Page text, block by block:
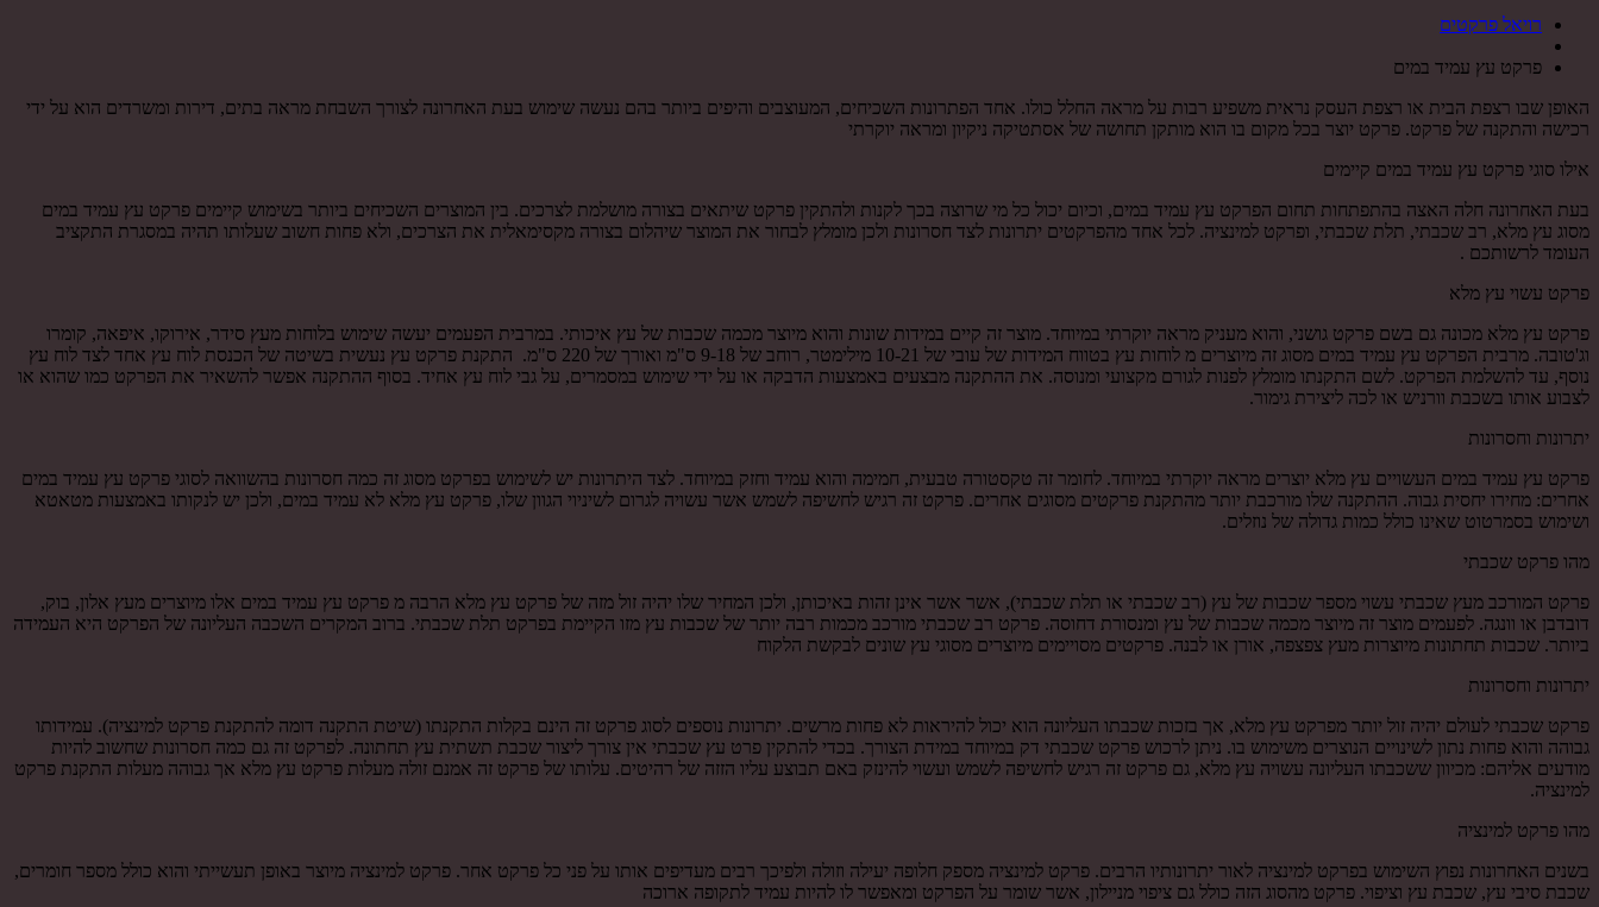
רויאל פרקטים
פרקט עץ עמיד במים
האופן שבו רצפת הבית או רצפת העסק נראית משפיע רבות על מראה החלל כולו. אחד הפתרונות השכיחים, המעוצבים והיפים ביותר בהם נעשה שימוש בעת האחרונה לצורך השבחת מראה בתים, דירות ומשרדים הוא על ידי
רכישה והתקנה של פרקט. פרקט יוצר בכל מקום בו הוא מותקן תחושה של אסתטיקה ניקיון ומראה יוקרתי
אילו סוגי פרקט עץ עמיד במים קיימים
בעת האחרונה חלה האצה בהתפתחות תחום הפרקט עץ עמיד במים, וכיום יכול כל מי שרוצה בכך לקנות ולהתקין פרקט שיתאים בצורה מושלמת לצרכים. בין המוצרים השכיחים ביותר בשימוש קיימים פרקט עץ עמיד במים
מסוג עץ מלא, רב שכבתי, תלת שכבתי, ופרקט למינציה. לכל אחד מהפרקטים יתרונות לצד חסרונות ולכן מומלץ לבחור את המוצר שיהלום בצורה מקסימאלית את הצרכים, ולא פחות חשוב שעלותו תהיה במסגרת התקציב
העומד לרשותכם .
פרקט עשוי עץ מלא
פרקט עץ מלא מכונה גם בשם פרקט גושני, והוא מעניק מראה יוקרתי במיוחד. מוצר זה קיים במידות שונות והוא מיוצר מכמה שכבות של עץ איכותי. במרבית הפעמים יעשה שימוש בלוחות מעץ סידר, אירוקו, איפאה, קומרו
וג'טובה. מרבית הפרקט עץ עמיד במים מסוג זה מיוצרים מ לוחות עץ בטווח המידות של עובי של 10-21 מילימטר, רוחב של 9-18 ס"מ ואורך של 220 ס"מ. התקנת פרקט עץ נעשית בשיטה של הכנסת לוח עץ אחד לצד לוח עץ
נוסף, עד להשלמת הפרקט. לשם התקנתו מומלץ לפנות לגורם מקצועי ומנוסה. את ההתקנה מבצעים באמצעות הדבקה או על ידי שימוש במסמרים, על גבי לוח עץ אחיד. בסוף ההתקנה אפשר להשאיר את הפרקט כמו שהוא או
לצבוע אותו בשכבת וורניש או לכה ליצירת גימור.
יתרונות וחסרונות
פרקט עץ עמיד במים העשויים עץ מלא יוצרים מראה יוקרתי במיוחד. לחומר זה טקסטורה טבעית, חמימה והוא עמיד וחזק במיוחד. לצד היתרונות יש לשימוש בפרקט מסוג זה כמה חסרונות בהשוואה לסוגי פרקט עץ עמיד במים
אחרים: מחירו יחסית גבוה. ההתקנה שלו מורכבת יותר מהתקנת פרקטים מסוגים אחרים. פרקט זה רגיש לחשיפה לשמש אשר עשויה לגרום לשיניוי הגוון שלו, פרקט עץ מלא לא עמיד במים, ולכן יש לנקותו באמצעות מטאטא
ושימוש בסמרטוט שאינו כולל כמות גדולה של נוזלים.
מהו פרקט שכבתי
פרקט המורכב מעץ שכבתי עשוי מספר שכבות של עץ (רב שכבתי או תלת שכבתי), אשר אשר אינן זהות באיכותן, ולכן המחיר שלו יהיה זול מזה של פרקט עץ מלא הרבה מ פרקט עץ עמיד במים אלו מיוצרים מעץ אלון, בוק,
דובדבן או וונגה. לפעמים מוצר זה מיוצר מכמה שכבות של עץ ומנסורת דחוסה. פרקט רב שכבתי מורכב מכמות רבה יותר של שכבות עץ מזו הקיימת בפרקט תלת שכבתי. ברוב המקרים השכבה העליונה של הפרקט היא העמידה
ביותר. שכבות תחתונות מיוצרות מעץ צפצפה, אורן או לבנה. פרקטים מסויימים מיוצרים מסוגי עץ שונים לבקשת הלקוח
יתרונות וחסרונות
פרקט שכבתי לעולם יהיה זול יותר מפרקט עץ מלא, אך בזכות שכבתו העליונה הוא יכול להיראות לא פחות מרשים. יתרונות נוספים לסוג פרקט זה הינם בקלות התקנתו (שיטת התקנה דומה להתקנת פרקט למינציה). עמידותו
גבוהה והוא פחות נתון לשינויים הנוצרים משימוש בו. ניתן לרכוש פרקט שכבתי דק במיוחד במידת הצורך. בכדי להתקין פרט עץ שכבתי אין צורך ליצור שכבת תשתית עץ תחתונה. לפרקט זה גם כמה חסרונות שחשוב להיות
מודעים אליהם: מכיוון ששכבתו העליונה עשויה עץ מלא, גם פרקט זה רגיש לחשיפה לשמש ועשוי להינזק באם תבוצע עליו הזזה של רהיטים. עלותו של פרקט זה אמנם זולה מעלות פרקט עץ מלא אך גבוהה מעלות התקנת פרקט
למינציה.
מהו פרקט למינציה
בשנים האחרונות נפוץ השימוש בפרקט למינציה לאור יתרונותיו הרבים. פרקט למינציה מספק חלופה יעילה וזולה ולפיכך רבים מעדיפים אותו על פני כל פרקט אחר. פרקט למינציה מיוצר באופן תעשייתי והוא כולל מספר חומרים,
שכבת סיבי עץ, שכבת עץ וציפוי. פרקט מהסוג הזה כולל גם ציפוי מניילון, אשר שומר על הפרקט ומאפשר לו להיות עמיד לתקופה ארוכה